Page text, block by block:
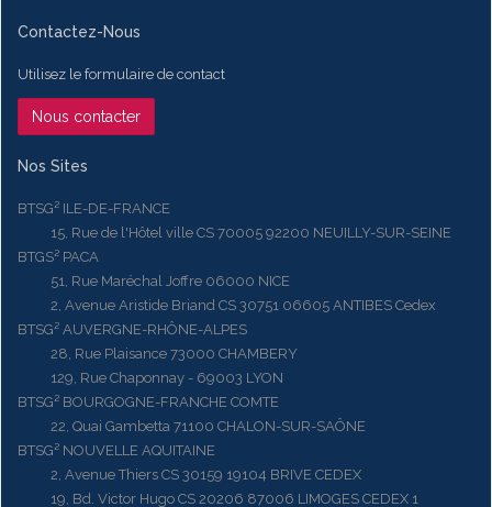
Contactez-Nous
Utilisez le formulaire de contact
Nous contacter
Nos Sites
BTSG² ILE-DE-FRANCE
15, Rue de l'Hôtel ville CS 70005 92200 NEUILLY-SUR-SEINE
BTGS² PACA
51, Rue Maréchal Joffre 06000 NICE
2, Avenue Aristide Briand CS 30751 06605 ANTIBES Cedex
BTSG² AUVERGNE-RHÔNE-ALPES
28, Rue Plaisance 73000 CHAMBERY
129, Rue Chaponnay - 69003 LYON
BTSG² BOURGOGNE-FRANCHE COMTE
22, Quai Gambetta 71100 CHALON-SUR-SAÔNE
BTSG² NOUVELLE AQUITAINE
2, Avenue Thiers CS 30159 19104 BRIVE CEDEX
19, Bd. Victor Hugo CS 20206 87006 LIMOGES CEDEX 1